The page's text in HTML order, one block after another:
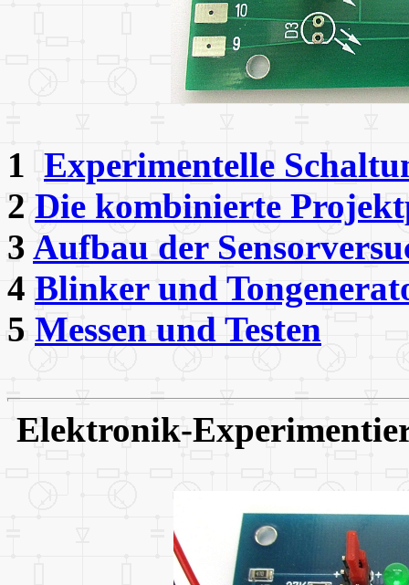
1 Experimentelle
2 Die kombinierte
3 Aufbau der
4 Blinker und
5 Messen und Testen
Elektronik-